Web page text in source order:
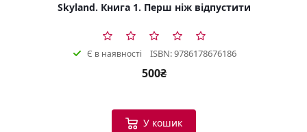
Skyland. Книга 1. Перш ніж відпустити
Є в наявності ISBN: 9786178676186
500₴
У кошик